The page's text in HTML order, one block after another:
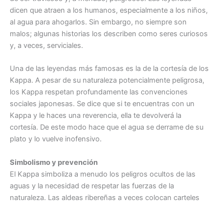
dicen que atraen a los humanos, especialmente a los niños,
al agua para ahogarlos. Sin embargo, no siempre son
malos; algunas historias los describen como seres curiosos
y, a veces, serviciales.
Una de las leyendas más famosas es la de la cortesía de los
Kappa. A pesar de su naturaleza potencialmente peligrosa,
los Kappa respetan profundamente las convenciones
sociales japonesas. Se dice que si te encuentras con un
Kappa y le haces una reverencia, ella te devolverá la
cortesía. De este modo hace que el agua se derrame de su
plato y lo vuelve inofensivo.
Simbolismo y prevención
El Kappa simboliza a menudo los peligros ocultos de las
aguas y la necesidad de respetar las fuerzas de la
naturaleza. Las aldeas ribereñas a veces colocan carteles